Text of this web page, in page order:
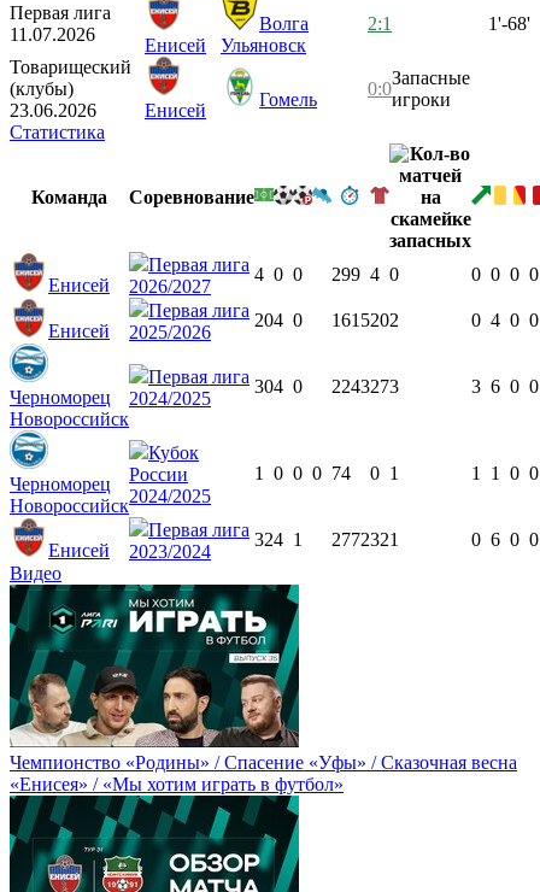
Первая лига
11.07.2026
Енисей
Волга
Ульяновск
2:1 1'-68'
Товарищеский
(клубы)
23.06.2026
Енисей
Гомель
0:0
Запасные
игроки
Статистика
Команда Соревнование
Енисей
Первая лига
2026/2027
4 0 0 299 4 0 0 0 0 0
Енисей
Первая лига
2025/2026
204 0 1615202 0 4 0 0
Черноморец
Новороссийск
Первая лига
2024/2025
304 0 2243273 3 6 0 0
Черноморец
Новороссийск
Кубок
России
2024/2025
1 0 0 0 74 0 1 1 1 0 0
Енисей
Первая лига
2023/2024
324 1 2772321 0 6 0 0
Видео
Чемпионство «Родины» / Спасение «Уфы» / Сказочная весна
«Енисея» / «Мы хотим играть в футбол»